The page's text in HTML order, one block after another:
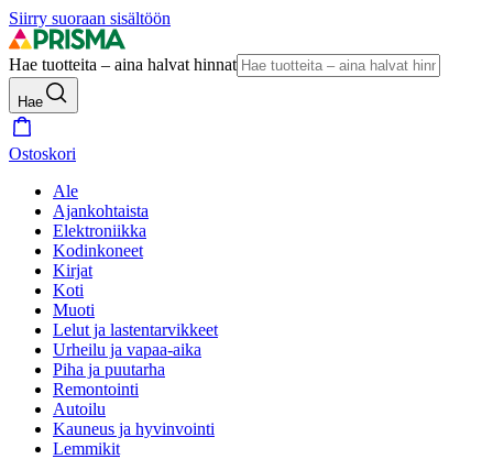
Siirry suoraan sisältöön
Hae tuotteita – aina halvat hinnat
Hae
Ostoskori
Ale
Ajankohtaista
Elektroniikka
Kodinkoneet
Kirjat
Koti
Muoti
Lelut ja lastentarvikkeet
Urheilu ja vapaa-aika
Piha ja puutarha
Remontointi
Autoilu
Kauneus ja hyvinvointi
Lemmikit